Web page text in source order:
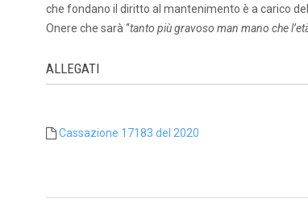
che fondano il diritto al mantenimento è a carico
Onere che sarà “tanto più gravoso man mano che
ALLEGATI
Cassazione 17183 del 2020